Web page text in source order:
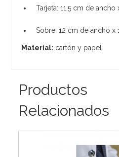
Tarjeta: 11,5 cm de ancho
Sobre: 12 cm de ancho x
Material: cartón y papel.
Productos
Relacionados